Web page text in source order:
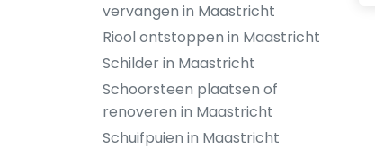
vervangen in Maastricht
Riool ontstoppen in Maastricht
Schilder in Maastricht
Schoorsteen plaatsen of
renoveren in Maastricht
Schuifpuien in Maastricht